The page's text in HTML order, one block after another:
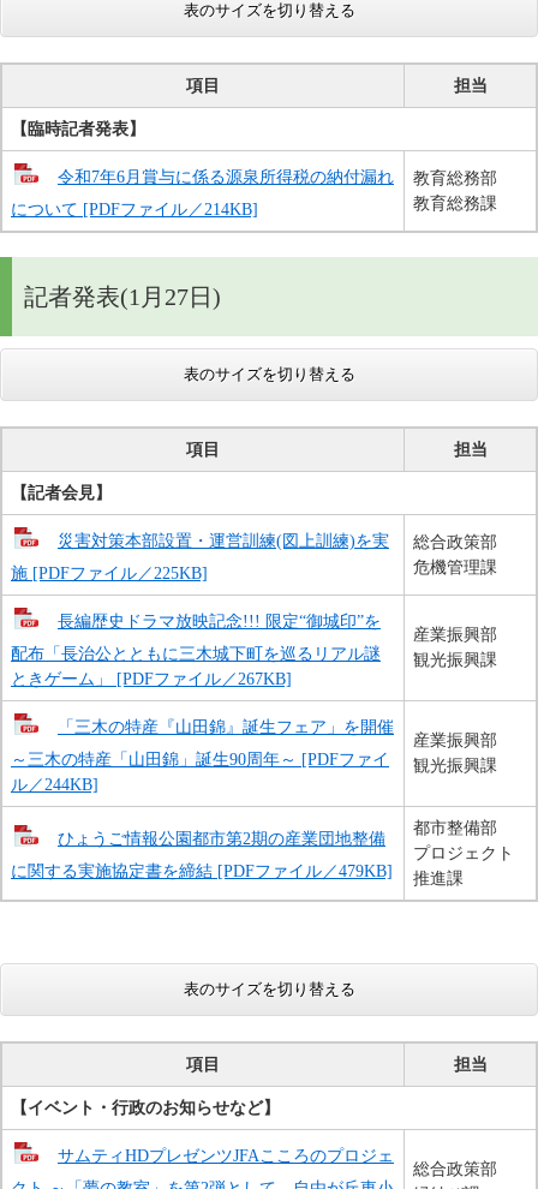
表のサイズを切り替える
項目 担当
【臨時記者発表】
令和7年6月賞与に係る源泉所得税の納付漏れ
について [PDFファイル／214KB]
教育総務部
教育総務課
記者発表(1月27日)
表のサイズを切り替える
項目 担当
【記者会見】
災害対策本部設置・運営訓練(図上訓練)を実
施 [PDFファイル／225KB]
総合政策部
危機管理課
長編歴史ドラマ放映記念!!! 限定“御城印”を
配布「長治公とともに三木城下町を巡るリアル謎
ときゲーム」 [PDFファイル／267KB]
産業振興部
観光振興課
「三木の特産『山田錦』誕生フェア」を開催
～三木の特産「山田錦」誕生90周年～ [PDFファイ
ル／244KB]
産業振興部
観光振興課
ひょうご情報公園都市第2期の産業団地整備
に関する実施協定書を締結 [PDFファイル／479KB]
都市整備部
プロジェクト
推進課
表のサイズを切り替える
項目 担当
【イベント・行政のお知らせなど】
サムティHDプレゼンツJFAこころのプロジェ
総合政策部